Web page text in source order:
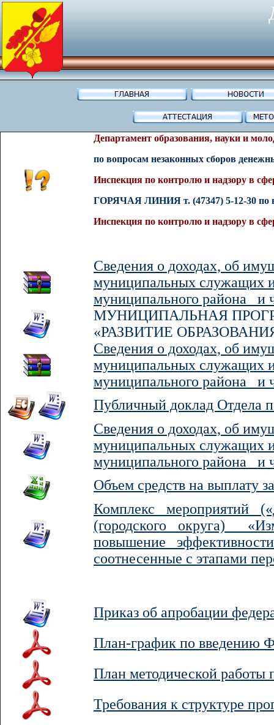
Департамент образования, науки и
по вопросам незаконных сборов
Инспекция по контролю и надзору в
ГОРЯЧАЯ ЛИНИЯ т. (47347) 5-12-30 по
Инспекция по контролю и надзору в
Сведения о доходах, об
муниципальных служащих
муниципального района и
МУНИЦИПАЛЬНАЯ
«РАЗВИТИЕ
Сведения о доходах, об
муниципальных служащих
муниципального района и
Публичный доклад Отдела
Сведения о доходах, об
муниципальных служащих
муниципального района и
Объем средств на выплату
Комплекс мероприятий
(городского округа)
повышение
соотнесенные с этапами
Приказ об апробации
План-график по введению
План методической
Требования к структуре